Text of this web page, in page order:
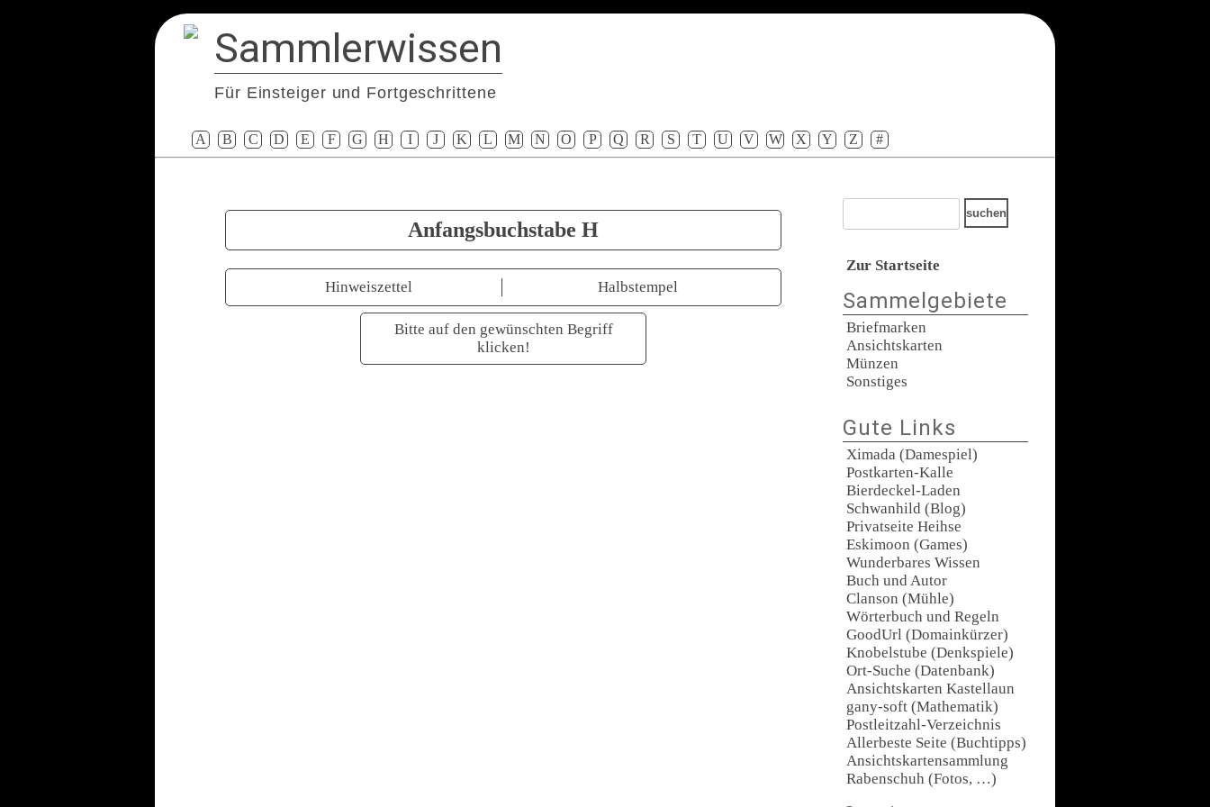
Sammlerwissen
Für Einsteiger und Fortgeschrittene
A B C D E F G H I J K L M N O P Q R S T U V W X Y Z #
Anfangsbuchstabe H
Hinweiszettel Halbstempel
Bitte auf den gewünschten Begriff
klicken!
Zur Startseite
Sammelgebiete
Briefmarken
Ansichtskarten
Münzen
Sonstiges
Gute Links
Ximada (Damespiel)
Postkarten-Kalle
Bierdeckel-Laden
Schwanhild (Blog)
Privatseite Heihse
Eskimoon (Games)
Wunderbares Wissen
Buch und Autor
Clanson (Mühle)
Wörterbuch und Regeln
GoodUrl (Domainkürzer)
Knobelstube (Denkspiele)
Ort-Suche (Datenbank)
Ansichtskarten Kastellaun
gany-soft (Mathematik)
Postleitzahl-Verzeichnis
Allerbeste Seite (Buchtipps)
Ansichtskartensammlung
Rabenschuh (Fotos, …)